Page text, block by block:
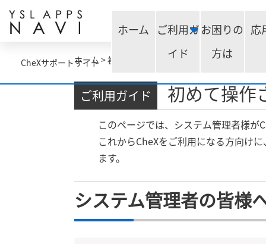
CheXサポートサイト
ホーム
ご利用ガ
イド
お困りの
方は
応
ホーム >初めて操作される方向け
ご利用ガイド 初めて操作
このページでは、システム管理者様が
これからCheXをご利用になる方向け
ます。
システム管理者の皆様